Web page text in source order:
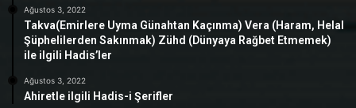
Ağustos 3, 2022
Takva(Emirlere Uyma Günahtan Kaçınma) Vera (Haram, Helal
Şüphelilerden Sakınmak) Zühd (Dünyaya Rağbet Etmemek)
ile ilgili Hadis’ler
Ağustos 3, 2022
Ahiretle ilgili Hadis-i Şerifler